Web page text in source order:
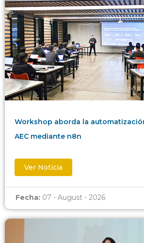
Workshop aborda la
AEC mediante n8n
Ver Noticia
Fecha: 07 - August - 2026